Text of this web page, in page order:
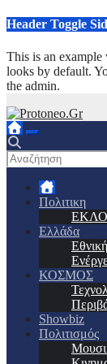
Μετάβαση
περιεχόμενο
Header Toggle
This is an
looks by default.
the admin.
Πολιτικη
Ελλάδα
ΚΟΣΜΟΣ
Showbiz
Πολιτισμός